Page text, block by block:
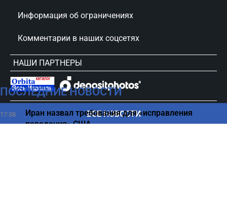
ПОСЛЕДНИЕ НОВОСТИ
17:38
Иран назвал требования для «исправления
поведения» США
ВСЕ НОВОСТИ
Информация об ограничениях
Комментарии в наших соцсетях
НАШИ ПАРТНЕРЫ
сursorinfo.co.il © Все права защищены